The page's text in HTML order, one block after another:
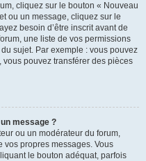
cliquez sur le bouton « Nouveau
ou un message, cliquez sur le
besoin d’être inscrit avant de
une liste de vos permissions
sujet. Par exemple : vous pouvez
pouvez transférer des pièces
message ?
ou un modérateur du forum,
vos propres messages. Vous
le bouton adéquat, parfois